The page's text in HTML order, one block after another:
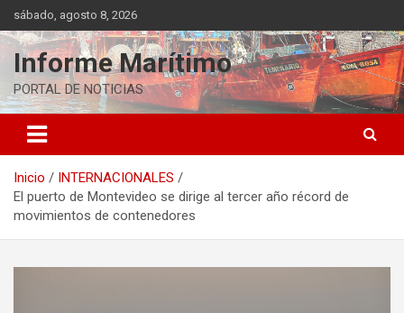
Saltar
al
contenido
sábado, agosto 8, 2026
Informe Marítimo
PORTAL DE NOTICIAS
Inicio
INTERNACIONALES
El puerto de Montevideo se dirige al tercer año récord de
movimientos de contenedores